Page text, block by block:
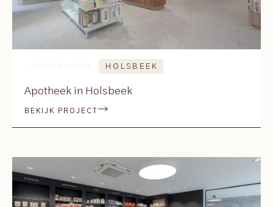
ARSPHARMA HOLSBEEK
Apotheek in Holsbeek
BEKIJK PROJECT